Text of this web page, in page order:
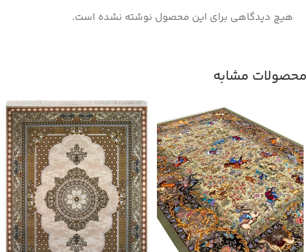
هیچ دیدگاهی برای این محصول نوشته نشده است.
محصولات مشابه